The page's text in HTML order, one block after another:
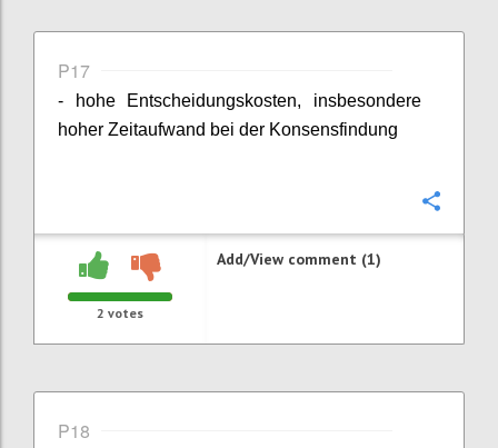
P17
- hohe Entscheidungskosten, insbesondere
hoher Zeitaufwand bei der Konsensfindung
2 votes
Add/View comment (1)
P18